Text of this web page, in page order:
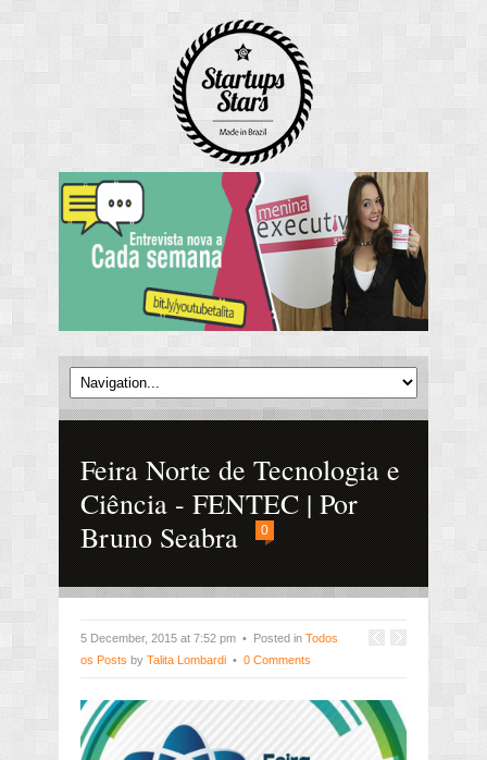
Feira Norte de Tecnologia e
Ciência - FENTEC | Por
Bruno Seabra
0
5 December, 2015 at 7:52 pm • Posted in Todos
os Posts by Talita Lombardi • 0 Comments